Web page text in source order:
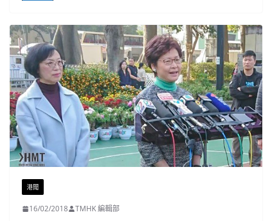
港聞
16/02/2018 TMHK 編輯部